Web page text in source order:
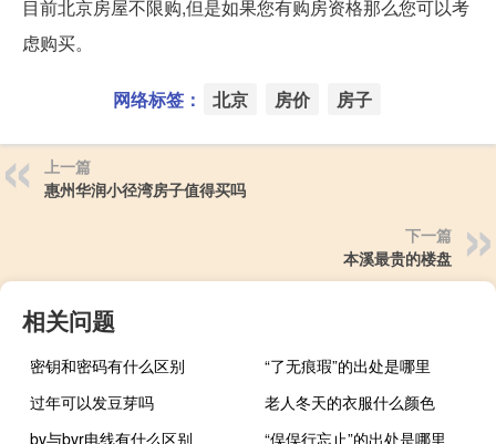
目前北京房屋不限购,但是如果您有购房资格那么您可以考
虑购买。
网络标签： 北京 房价 房子
上一篇
惠州华润小径湾房子值得买吗
下一篇
本溪最贵的楼盘
相关问题
密钥和密码有什么区别
“了无痕瑕”的出处是哪里
过年可以发豆芽吗
老人冬天的衣服什么颜色
bv与bvr电线有什么区别
“俣俣行忘止”的出处是哪里